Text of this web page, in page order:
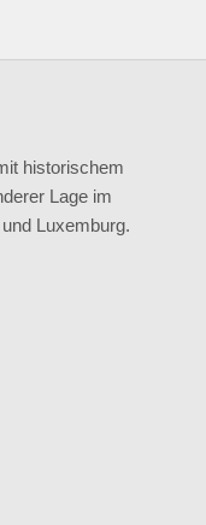
historischem
Lage im
Luxemburg.